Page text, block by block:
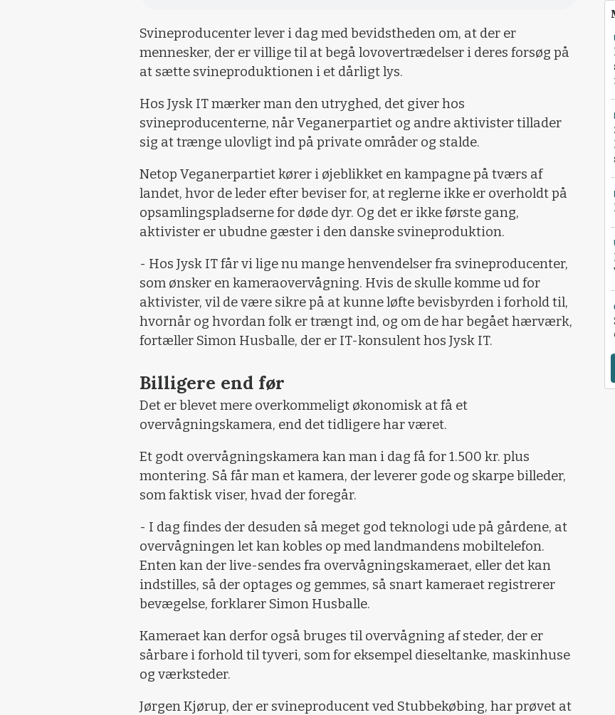
Svineproducenter lever i dag med bevidstheden om, at der er
mennesker, der er villige til at begå lovovertrædelser i deres forsøg på
at sætte svineproduktionen i et dårligt lys.
Hos Jysk IT mærker man den utryghed, det giver hos
svineproducenterne, når Veganerpartiet og andre aktivister tillader
sig at trænge ulovligt ind på private områder og stalde.
Netop Veganerpartiet kører i øjeblikket en kampagne på tværs af
landet, hvor de leder efter beviser for, at reglerne ikke er overholdt på
opsamlingspladserne for døde dyr. Og det er ikke første gang,
aktivister er ubudne gæster i den danske svineproduktion.
- Hos Jysk IT får vi lige nu mange henvendelser fra svineproducenter,
som ønsker en kameraovervågning. Hvis de skulle komme ud for
aktivister, vil de være sikre på at kunne løfte bevisbyrden i forhold til,
hvornår og hvordan folk er trængt ind, og om de har begået hærværk,
fortæller Simon Husballe, der er IT-konsulent hos Jysk IT.
Billigere end før
Det er blevet mere overkommeligt økonomisk at få et
overvågningskamera, end det tidligere har været.
Et godt overvågningskamera kan man i dag få for 1.500 kr. plus
montering. Så får man et kamera, der leverer gode og skarpe billeder,
som faktisk viser, hvad der foregår.
- I dag findes der desuden så meget god teknologi ude på gårdene, at
overvågningen let kan kobles op med landmandens mobiltelefon.
Enten kan der live-sendes fra overvågningskameraet, eller det kan
indstilles, så der optages og gemmes, så snart kameraet registrerer
bevægelse, forklarer Simon Husballe.
Kameraet kan derfor også bruges til overvågning af steder, der er
sårbare i forhold til tyveri, som for eksempel dieseltanke, maskinhuse
og værksteder.
Jørgen Kjørup, der er svineproducent ved Stubbekøbing, har prøvet at